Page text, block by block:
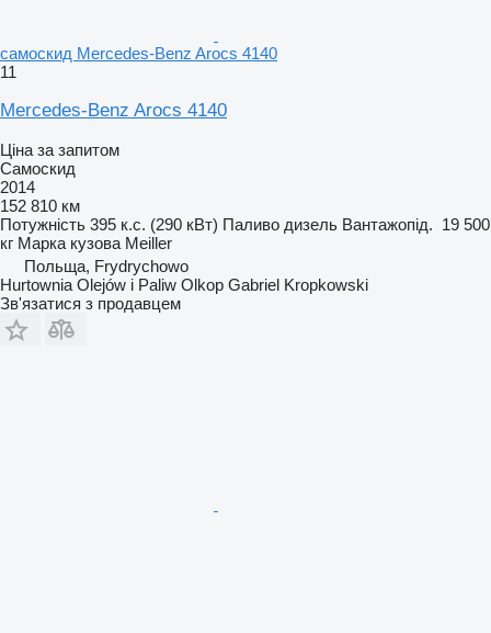
самоскид Mercedes-Benz Arocs 4140
11
Mercedes-Benz Arocs 4140
Ціна за запитом
Самоскид
2014
152 810 км
Потужність 395 к.с. (290 кВт) Паливо дизель Вантажопід. 19 500
кг Марка кузова Meiller
Польща, Frydrychowo
Hurtownia Olejów i Paliw Olkop Gabriel Kropkowski
Зв'язатися з продавцем